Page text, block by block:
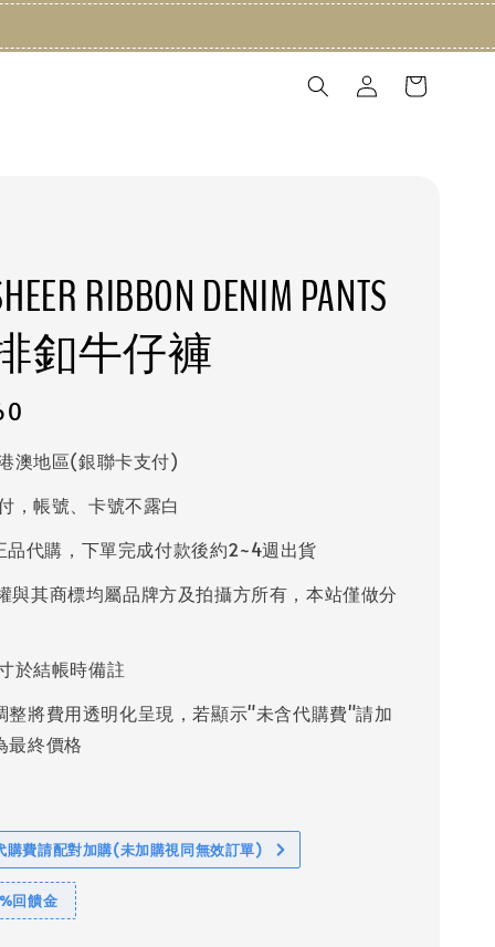
RIBBON DENIM PANTS
釦牛仔褲
澳地區(銀聯卡支付)
，帳號、卡號不露白
品代購，下單完成付款後約2~4週出貨
與其商標均屬品牌方及拍攝方所有，本站僅做分
於結帳時備註
整將費用透明化呈現，若顯示"未含代購費"請加
最終價格
購費請配對加購(未加購視同無效訂單)
回饋金